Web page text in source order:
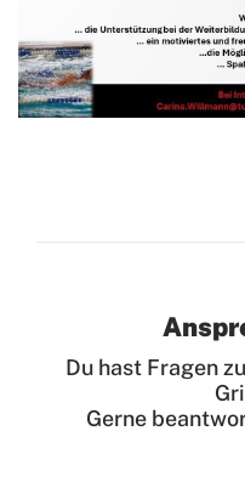
Du hast Fragen
Gerne